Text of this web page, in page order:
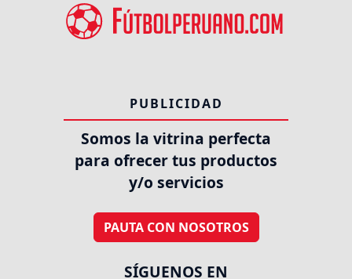
PUBLICIDAD
Somos la vitrina perfecta
para ofrecer tus productos
y/o servicios
PAUTA CON NOSOTROS
SÍGUENOS EN